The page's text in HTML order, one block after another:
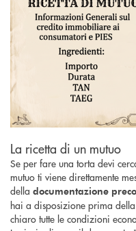
La ricetta di un mutuo
Se per fare una torta devi
mutuo ti viene direttamente
della documentazione
hai a disposizione prima
chiaro tutte le condizioni